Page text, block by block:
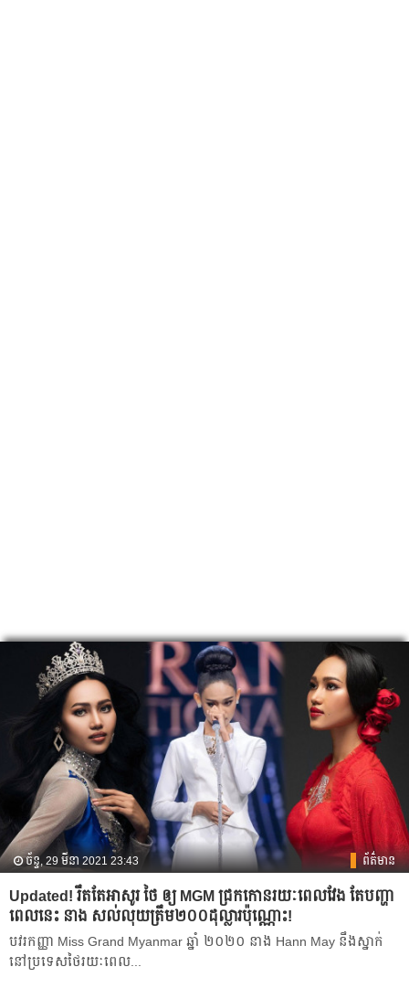
ច័ន្ទ, 29 មីនា 2021 23:43 ព័ត៌មាន
Updated! រឹត​តែ​អាសូរ ថៃ ឲ្យ MGM ជ្រក​កោន​រយៈ​ពេល​វែង តែ​បញ្ហា​
ពេល​នេះ នាង សល់លុយត្រឹម២០០ដុល្លារប៉ុណ្ណោះ!
បវរកញ្ញា Miss Grand Myanmar ឆ្នាំ ២០២០ នាង Hann May នឹងស្នាក់
នៅប្រទេសថៃរយៈពេល...